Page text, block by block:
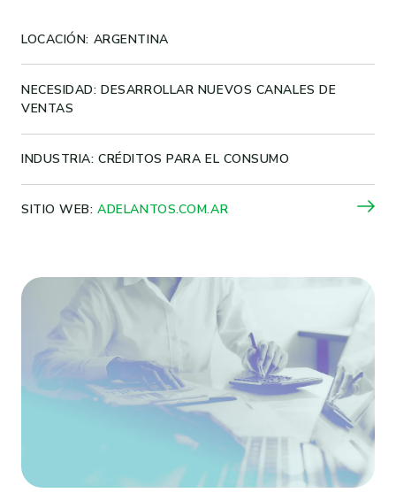
LOCACIÓN: ARGENTINA
NECESIDAD: DESARROLLAR NUEVOS CANALES DE
VENTAS
INDUSTRIA: CRÉDITOS PARA EL CONSUMO
SITIO WEB:ADELANTOS.COM.AR